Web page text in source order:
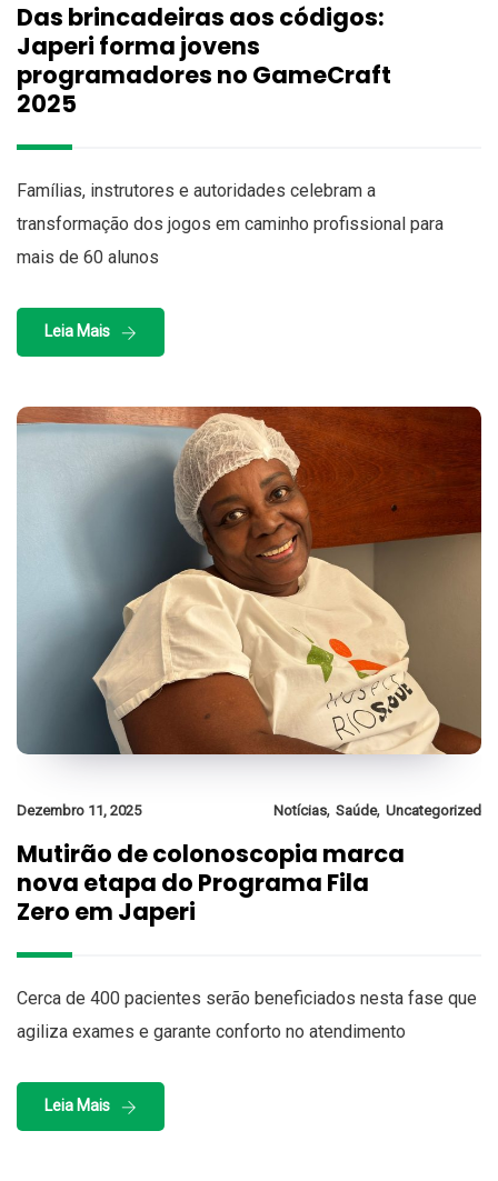
Das brincadeiras aos códigos:
Japeri forma jovens
programadores no GameCraft
2025
Famílias, instrutores e autoridades celebram a
transformação dos jogos em caminho profissional para
mais de 60 alunos
Leia Mais
Dezembro 11, 2025 Notícias, Saúde, Uncategorized
Mutirão de colonoscopia marca
nova etapa do Programa Fila
Zero em Japeri
Cerca de 400 pacientes serão beneficiados nesta fase que
agiliza exames e garante conforto no atendimento
Leia Mais